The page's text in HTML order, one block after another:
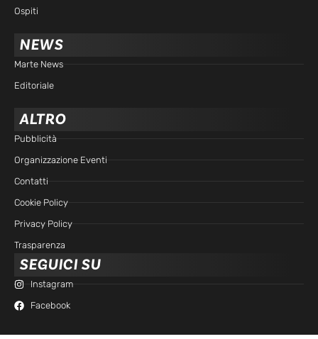
Ospiti
NEWS
Marte News
Editoriale
ALTRO
Pubblicità
Organizzazione Eventi
Contatti
Cookie Policy
Privacy Policy
Trasparenza
SEGUICI SU
Instagram
Facebook